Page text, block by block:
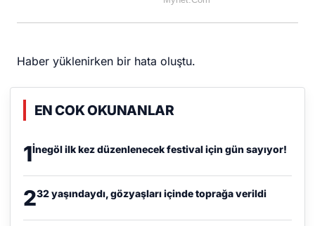
Haber yüklenirken bir hata oluştu.
EN COK OKUNANLAR
1İnegöl ilk kez düzenlenecek festival için gün sayıyor!
232 yaşındaydı, gözyaşları içinde toprağa verildi